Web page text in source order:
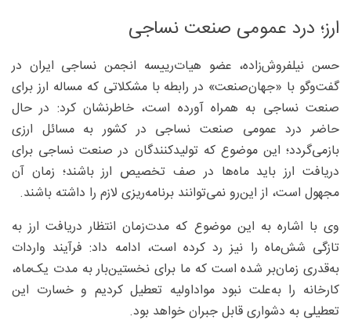
ارز؛ درد عمومی صنعت نساجی
حسن نیلفروش‌زاده، عضو هیات‌رییسه انجمن نساجی ایران در
گفت‌وگو با «جهان‌صنعت» در رابطه با مشکلاتی که مساله ارز برای
صنعت نساجی به همراه آورده است، خاطرنشان کرد: در حال
حاضر درد عمومی صنعت نساجی در کشور به مسائل ارزی
بازمی‌گردد؛ این موضوع که تولیدکنندگان در صنعت نساجی برای
دریافت ارز باید ماه‌ها در صف تخصیص ارز باشند؛ زمان آن
مجهول است، از این‌رو نمی‌توانند برنامه‌ریزی لازم را داشته باشند.
وی با اشاره به این موضوع که مدت‌زمان انتظار دریافت ارز به
تازگی شش‌ماه را نیز رد کرده است، ادامه داد: فرآیند واردات
به‌قدری زمان‌بر شده است که ما برای نخستین‌بار به مدت یک‌ماه،
کارخانه را به‌علت نبود مواداولیه تعطیل کردیم و خسارت این
تعطیلی به دشواری قابل جبران خواهد بود.